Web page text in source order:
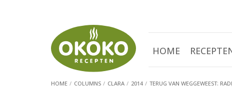
HOME
HOME COLUMNS CLARA 2014 TERUG VAN WEGGEWEEST: